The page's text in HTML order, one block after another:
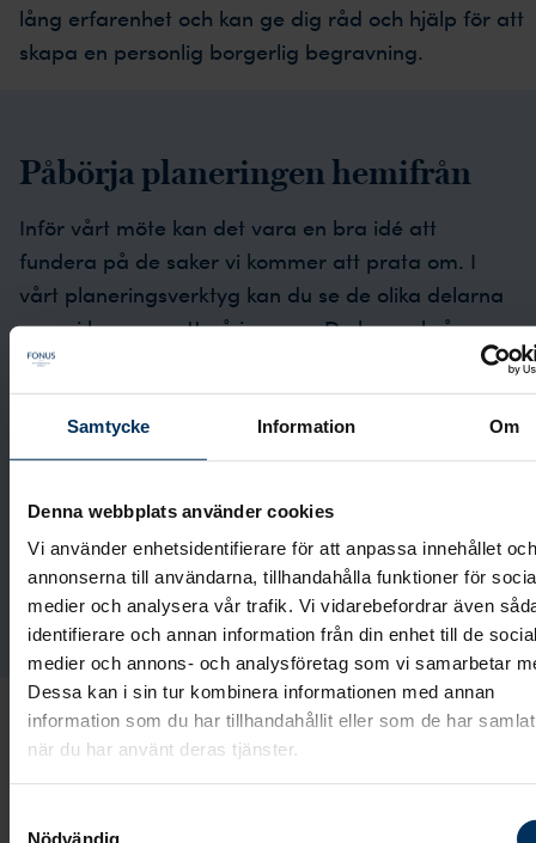
Samtycke Information Om
Denna webbplats använder cookies
Vi använder enhetsidentifierare för att anpassa innehållet och
annonserna till användarna, tillhandahålla funktioner för
medier och analysera vår trafik. Vi vidarebefordrar även
identifierare och annan information från din enhet till de
medier och annons- och analysföretag som vi samarbetar
Dessa kan i sin tur kombinera informationen med annan
information som du har tillhandahållit eller som de har
när du har använt deras tjänster.
Nödvändig
lång erfarenhet och kan ge dig råd och hjälp för att
skapa en personlig borgerlig begravning.
Påbörja planeringen hemifrån
Inför vårt möte kan det vara en bra idé att
fundera på de saker vi kommer att prata om. I
vårt planeringsverktyg kan du se de olika delarna
som vi kommer att gå igenom. Du kan också
påbörja planeringen hemifrån om du vill. Du väljer
själv hur många val du vill göra innan vi ses. Det
som känns lite svårare kan vi göra tillsammans.
Planera begravning
Utforma gravsten